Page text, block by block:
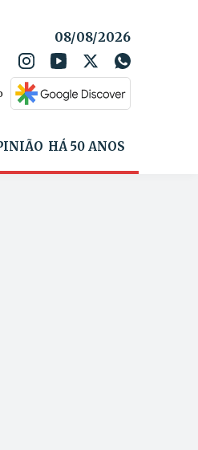
08/08/2026
HÁ 50 ANOS